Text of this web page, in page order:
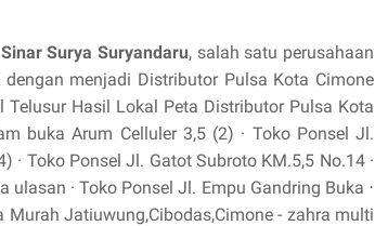
Surya Suryandaru, salah satu perusahaan
menjadi Distributor Pulsa Kota Cimone
Hasil Lokal Peta Distributor Pulsa Kota
buka Arum Celluler 3,5 (2) · Toko Ponsel Jl.
Toko Ponsel Jl. Gatot Subroto KM.5,5 No.14 ·
· Toko Ponsel Jl. Empu Gandring Buka ⋅
Jatiuwung,Cibodas,Cimone - zahra multi